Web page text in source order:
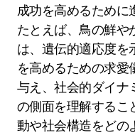
成功を高めるために
たとえば、鳥の鮮や
は、遺伝的適応度を
を高めるための求愛
与え、社会的ダイナ
の側面を理解するこ
動や社会構造をどの